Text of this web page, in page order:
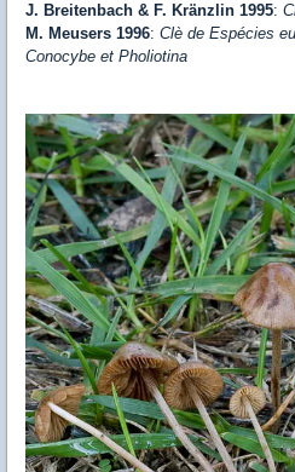
J. Breitenbach & F. Kränzlin 1995:
M. Meusers 1996: Clè de Espécies
Conocybe et Pholiotina